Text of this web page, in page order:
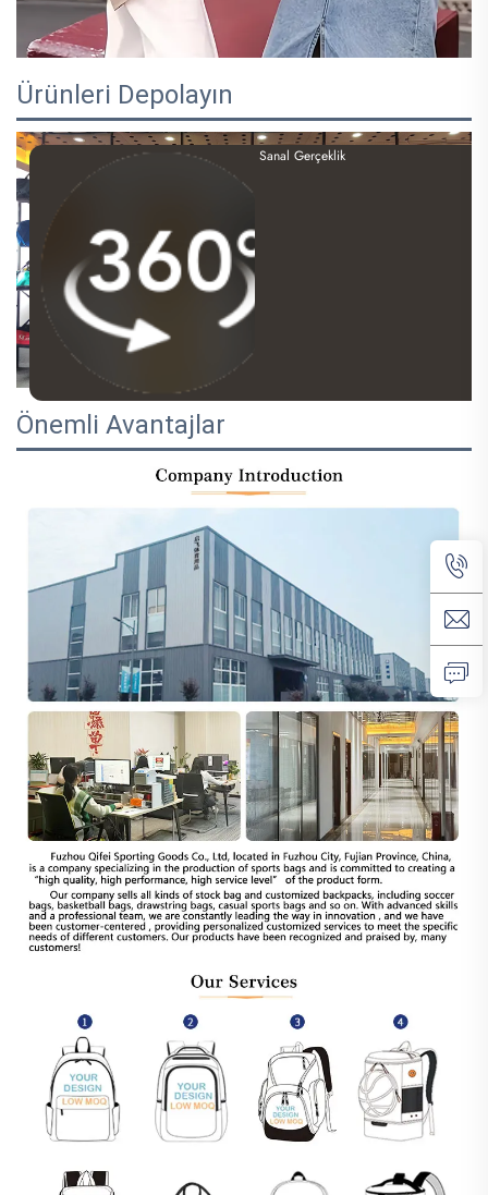
Ürünleri Depolayın
Sanal Gerçeklik
Önemli Avantajlar